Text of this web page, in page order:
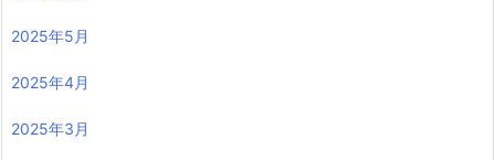
2025年5月
2025年4月
2025年3月